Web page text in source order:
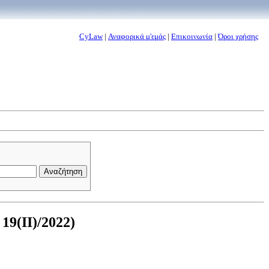
CyLaw| Αναφορικά μ'εμάς | Επικοινωνία |Όροι χρήσης
19(II)/2022)